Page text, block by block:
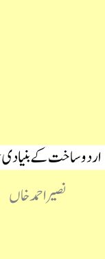
اردو ساخت کے
نصیر احمد خاں